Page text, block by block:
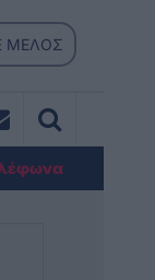
ΜΕΛΟΣ